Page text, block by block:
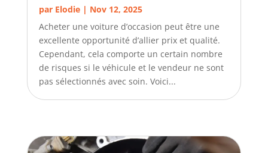
par Elodie| Nov 12, 2025
Acheter une voiture d’occasion peut être une
excellente opportunité d’allier prix et qualité.
Cependant, cela comporte un certain nombre
de risques si le véhicule et le vendeur ne sont
pas sélectionnés avec soin. Voici...